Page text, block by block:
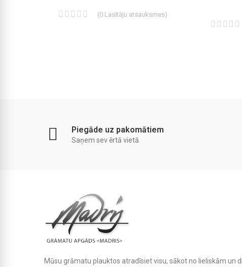
(0Lasītāju atsauksmes)
Piegāde uz pakomātiem
Saņem sev ērtā vietā
Mūsu grāmatu plauktos atradīsiet visu, sākot no lieliskām un